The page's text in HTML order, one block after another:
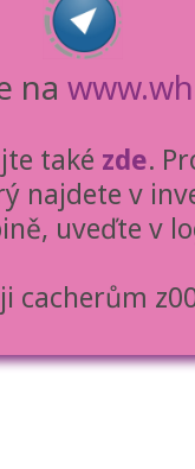
na
také zde.
najdete v
uveďte v
cacherům